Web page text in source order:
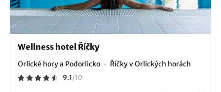
Wellness hotel Říčky
Orlické hory a Podorlicko Říčky v Orlických horách
9.1/10